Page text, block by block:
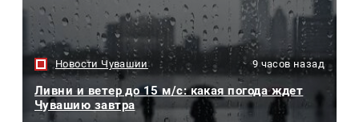
Новости Чувашии 9 часов назад
Ливни и ветер до 15 м/с: какая погода ждет
Чувашию завтра